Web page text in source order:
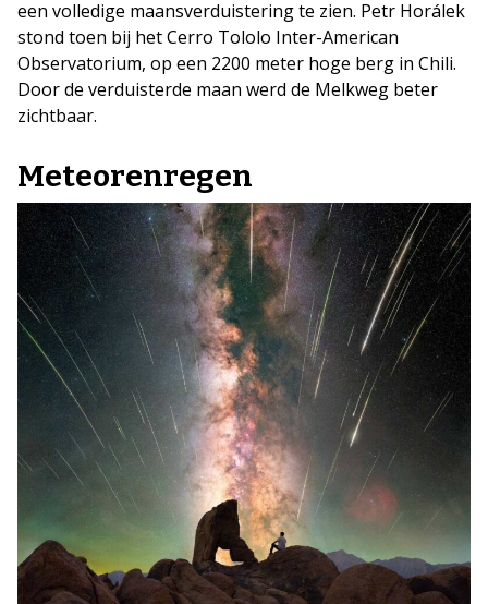
een volledige maansverduistering te zien. Petr Horálek
stond toen bij het Cerro Tololo Inter-American
Observatorium, op een 2200 meter hoge berg in Chili.
Door de verduisterde maan werd de Melkweg beter
zichtbaar.
Meteorenregen